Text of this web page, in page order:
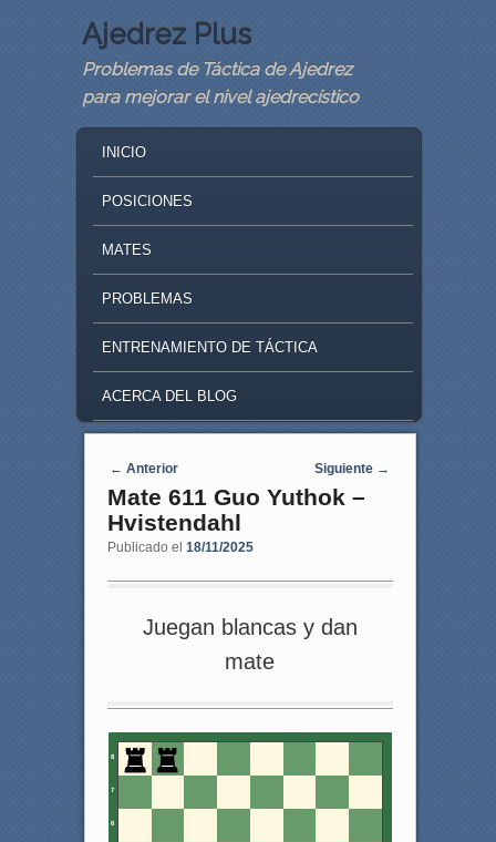
Ajedrez Plus
Problemas de Táctica de Ajedrez
para mejorar el nivel ajedrecístico
SKIP TO PRIMARY CONTENT
SKIP TO SECONDARY CONTENT
INICIO
POSICIONES
MATES
PROBLEMAS
ENTRENAMIENTO DE TÁCTICA
ACERCA DEL BLOG
Navegaci�n de entradas
← Anterior Siguiente →
Mate 611 Guo Yuthok –
Hvistendahl
Publicado el 18/11/2025
Juegan blancas y dan
mate
8
7
6